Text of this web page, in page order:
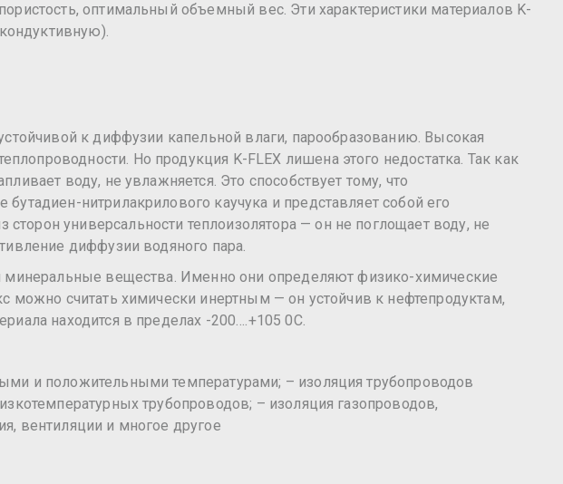
оптимальный объемный вес. Эти характеристики материалов K-
к диффузии капельной влаги, парообразованию. Высокая
Но продукция K-FLEX лишена этого недостатка. Так как
воду, не увлажняется. Это способствует тому, что
нитрилакрилового каучука и представляет собой его
универсальности теплоизолятора — он не поглощает воду, не
диффузии водяного пара.
минеральные вещества. Именно они определяют физико-химические
можно считать химически инертным — он устойчив к нефтепродуктам,
находится в пределах -200….+105 0С.
и положительными температурами; – изоляция трубопроводов
трубопроводов; – изоляция газопроводов,
вентиляции и многое другое